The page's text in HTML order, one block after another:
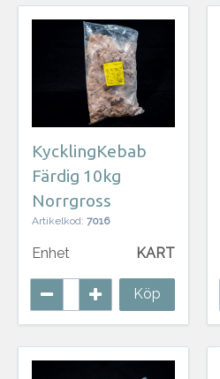
KycklingKebab
Färdig 10kg
Norrgross
Artikelkod: 7016
Enhet KART
Köp